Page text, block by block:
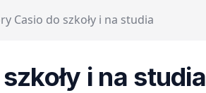
Casio do szkoły i na studia
i na studia